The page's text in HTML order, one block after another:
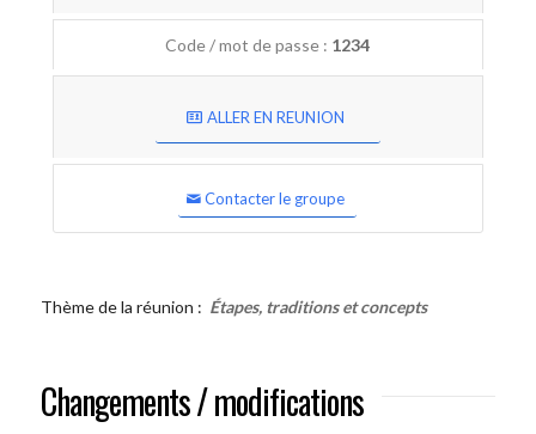
Code / mot de passe : 1234
ALLER EN REUNION
Contacter le groupe
Thème de la réunion : Étapes, traditions et concepts
Changements / modifications